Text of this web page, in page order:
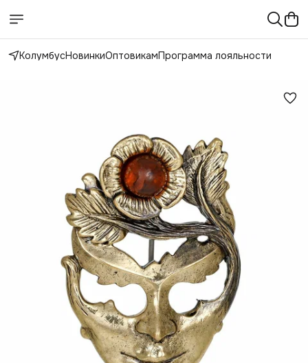
КолумбусНовинкиОптовикамПрограмма лояльности